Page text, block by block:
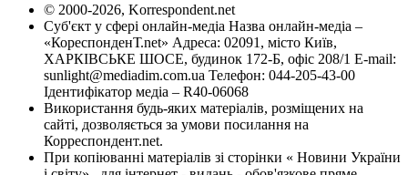
© 2000-2026, Korrespondent.net
Суб'єкт у сфері онлайн-медіа Назва онлайн-медіа –
«КореспонденТ.net» Адреса: 02091, місто Київ,
ХАРКІВСЬКЕ ШОСЕ, будинок 172-Б, офіс 208/1 E-mail:
sunlight@mediadim.com.ua Телефон: 044-205-43-00
Ідентифікатор медіа – R40-06068
Використання будь-яких матеріалів, розміщених на
сайті, дозволяється за умови посилання на
Корреспондент.net.
При копіюванні матеріалів зі сторінки « Новини України